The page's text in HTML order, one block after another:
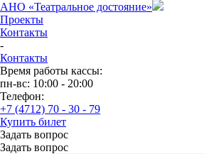
АНО «Театральное достояние»
Проекты
Контакты
-
Контакты
Время работы кассы:
пн-вс: 10:00 - 20:00
Телефон:
+7 (4712) 70 - 30 - 79
Купить билет
Задать вопрос
Задать вопрос